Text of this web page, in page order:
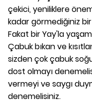
çekici, yeniliklere
kadar görmediğiniz bir
Fakat bir Yay'la
Çabuk bıkan ve
sizden çok çabuk
dost olmayı
vermeyi ve saygı
denemelisiniz.